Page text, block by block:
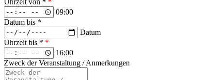
Uhrzeit von * *
09:00
Datum bis *
Datum
Uhrzeit bis * *
16:00
Zweck der Veranstaltung / Anmerkungen